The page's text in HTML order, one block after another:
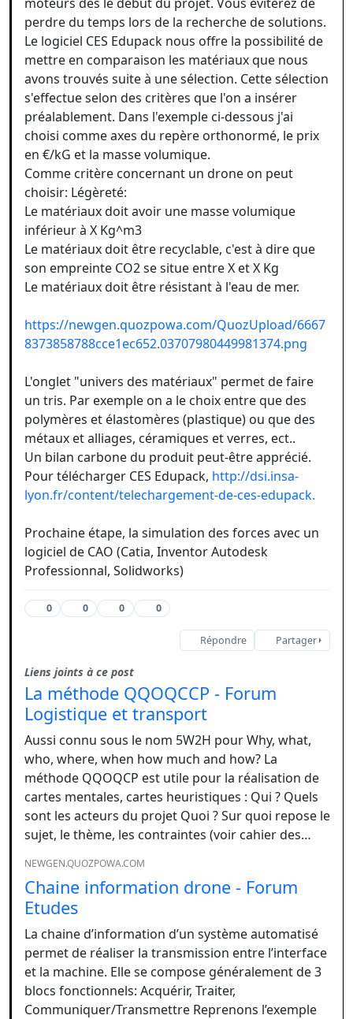
perdre du temps lors de la recherche de solutions.
Le logiciel CES Edupack nous offre la possibilité de
mettre en comparaison les matériaux que nous
avons trouvés suite à une sélection. Cette sélection
s'effectue selon des critères que l'on a insérer
préalablement. Dans l'exemple ci-dessous j'ai
choisi comme axes du repère orthonormé, le prix
en €/kG et la masse volumique.
Comme critère concernant un drone on peut
choisir: Légèreté:
Le matériaux doit avoir une masse volumique
inférieur à X Kg^m3
Le matériaux doit être recyclable, c'est à dire que
son empreinte CO2 se situe entre X et X Kg
Le matériaux doit être résistant à l'eau de mer.
https://newgen.quozpowa.com/QuozUpload/6667
8373858788cce1ec652.03707980449981374.png
L'onglet "univers des matériaux" permet de faire
un tris. Par exemple on a le choix entre que des
polymères et élastomères (plastique) ou que des
métaux et alliages, céramiques et verres, ect..
Un bilan carbone du produit peut-être apprécié.
Pour télécharger CES Edupack, http://dsi.insa-
lyon.fr/content/telechargement-de-ces-edupack.
Prochaine étape, la simulation des forces avec un
logiciel de CAO (Catia, Inventor Autodesk
Professionnal, Solidworks)
0 0 0 0
Répondre Partager
Liens joints à ce post
La méthode QQOQCCP - Forum
Logistique et transport
Aussi connu sous le nom 5W2H pour Why, what,
who, where, when how much and how? La
méthode QQOQCP est utile pour la réalisation de
cartes mentales, cartes heuristiques : Qui ? Quels
sont les acteurs du projet Quoi ? Sur quoi repose le
sujet, le thème, les contraintes (voir cahier des…
NEWGEN.QUOZPOWA.COM
Chaine information drone - Forum
Etudes
La chaine d’information d’un système automatisé
permet de réaliser la transmission entre l’interface
et la machine. Elle se compose généralement de 3
blocs fonctionnels: Acquérir, Traiter,
Communiquer/Transmettre Reprenons l’exemple